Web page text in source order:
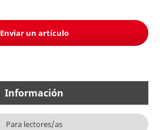
Enviar un artículo
Información
Para lectores/as